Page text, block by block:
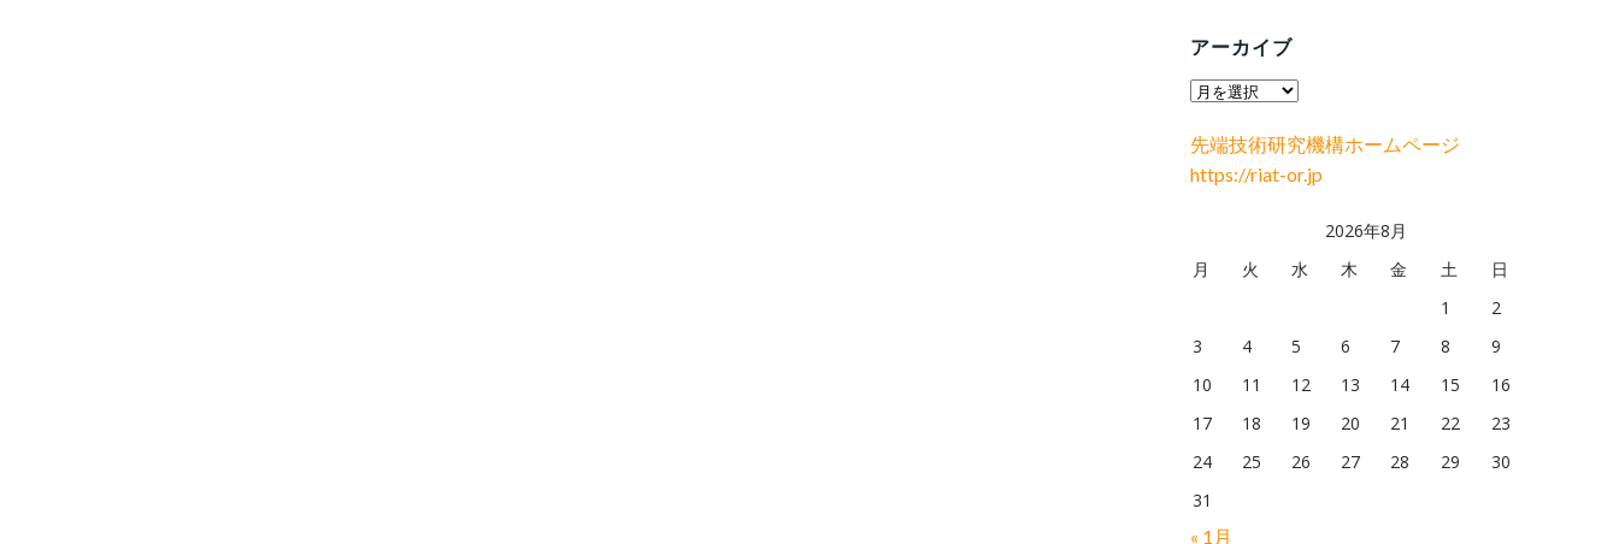
アーカイブ
ア
カ
イ
先端技術研究機構ホームページ
https://riat-or.jp
2026年8月
月
火 水 木 金 土
日
1
2
3
4 5 6 7 8
9
10
11 12 13 14 15
16
17
18 19 20 21 22
23
24
25 26 27 28 29
30
31
« 1月